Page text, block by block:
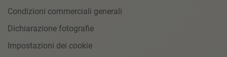
Condizioni commerciali generali
Dichiarazione fotografie
Impostazioni dei cookie